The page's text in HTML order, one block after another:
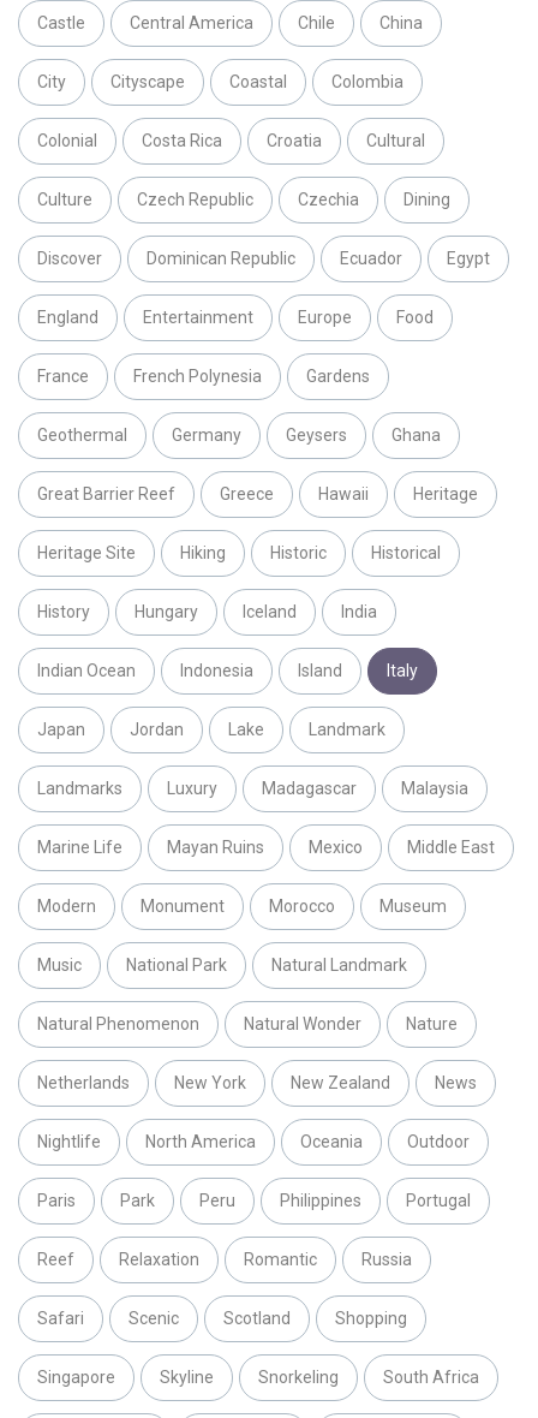
Castle Central America Chile China
City Cityscape Coastal Colombia
Colonial Costa Rica Croatia Cultural
Culture Czech Republic Czechia Dining
Discover Dominican Republic Ecuador Egypt
England Entertainment Europe Food
France French Polynesia Gardens
Geothermal Germany Geysers Ghana
Great Barrier Reef Greece Hawaii Heritage
Heritage Site Hiking Historic Historical
History Hungary Iceland India
Indian Ocean Indonesia Island Italy
Japan Jordan Lake Landmark
Landmarks Luxury Madagascar Malaysia
Marine Life Mayan Ruins Mexico Middle East
Modern Monument Morocco Museum
Music National Park Natural Landmark
Natural Phenomenon Natural Wonder Nature
Netherlands New York New Zealand News
Nightlife North America Oceania Outdoor
Paris Park Peru Philippines Portugal
Reef Relaxation Romantic Russia
Safari Scenic Scotland Shopping
Singapore Skyline Snorkeling South Africa